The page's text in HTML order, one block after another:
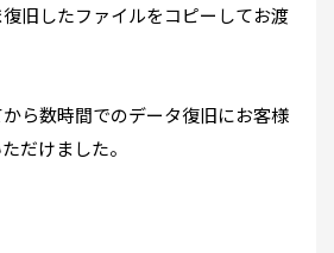
旧したファイルをコピーしてお渡
ら数時間でのデータ復旧にお客様
だけました。